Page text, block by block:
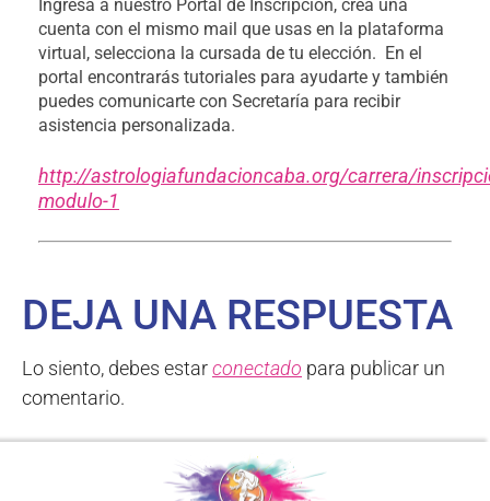
Ingresa a nuestro Portal de Inscripción, crea una
cuenta con el mismo mail que usas en la plataforma
virtual, selecciona la cursada de tu elección. En el
portal encontrarás tutoriales para ayudarte y también
puedes comunicarte con Secretaría para recibir
asistencia personalizada.
http://astrologiafundacioncaba.org/carrera/
modulo-1
DEJA UNA RESPUESTA
Lo siento, debes estarconectado para publicar un
comentario.